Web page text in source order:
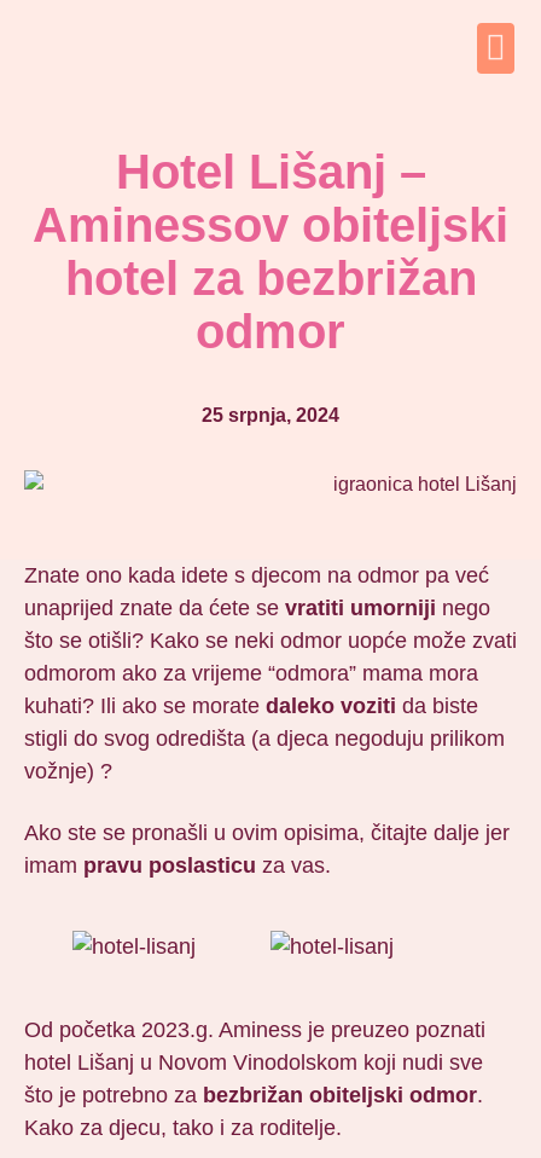
Hotel Lišanj –
Aminessov obiteljski
hotel za bezbrižan
odmor
25 srpnja, 2024
Znate ono kada idete s djecom na odmor pa već
unaprijed znate da ćete se vratiti umorniji nego
što se otišli? Kako se neki odmor uopće može zvati
odmorom ako za vrijeme “odmora” mama mora
kuhati? Ili ako se morate daleko voziti da biste
stigli do svog odredišta (a djeca negoduju prilikom
vožnje) ?
Ako ste se pronašli u ovim opisima, čitajte dalje jer
imam pravu poslasticu za vas.
Od početka 2023.g. Aminess je preuzeo poznati
hotel Lišanj u Novom Vinodolskom koji nudi sve
što je potrebno za bezbrižan obiteljski odmor.
Kako za djecu, tako i za roditelje.